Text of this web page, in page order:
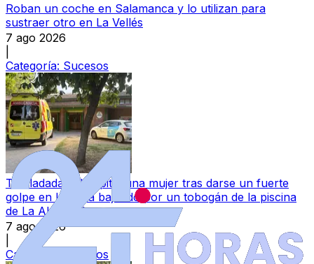
Roban un coche en Salamanca y lo utilizan para
sustraer otro en La Vellés
7 ago 2026
Categoría: Sucesos
Trasladada al hospital una mujer tras darse un fuerte
golpe en la nuca bajando por un tobogán de la piscina
de La Aldehuela
7 ago 2026
Categoría:
Sucesos